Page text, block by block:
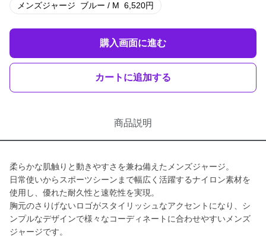
メンズジャージ ブルー / M 6,520円
購入画面に進む
カートに追加する
商品説明
柔らかな肌触りと動きやすさを兼ね備えたメンズジャージ。
日常使いからスポーツシーンまで幅広く活躍するナイロン素材を
使用し、優れた耐久性と速乾性を実現。
胸元のさりげないロゴがスタイリッシュなアクセントになり、シ
ンプルなデザインで様々なコーディネートに合わせやすいメンズ
ジャージです。